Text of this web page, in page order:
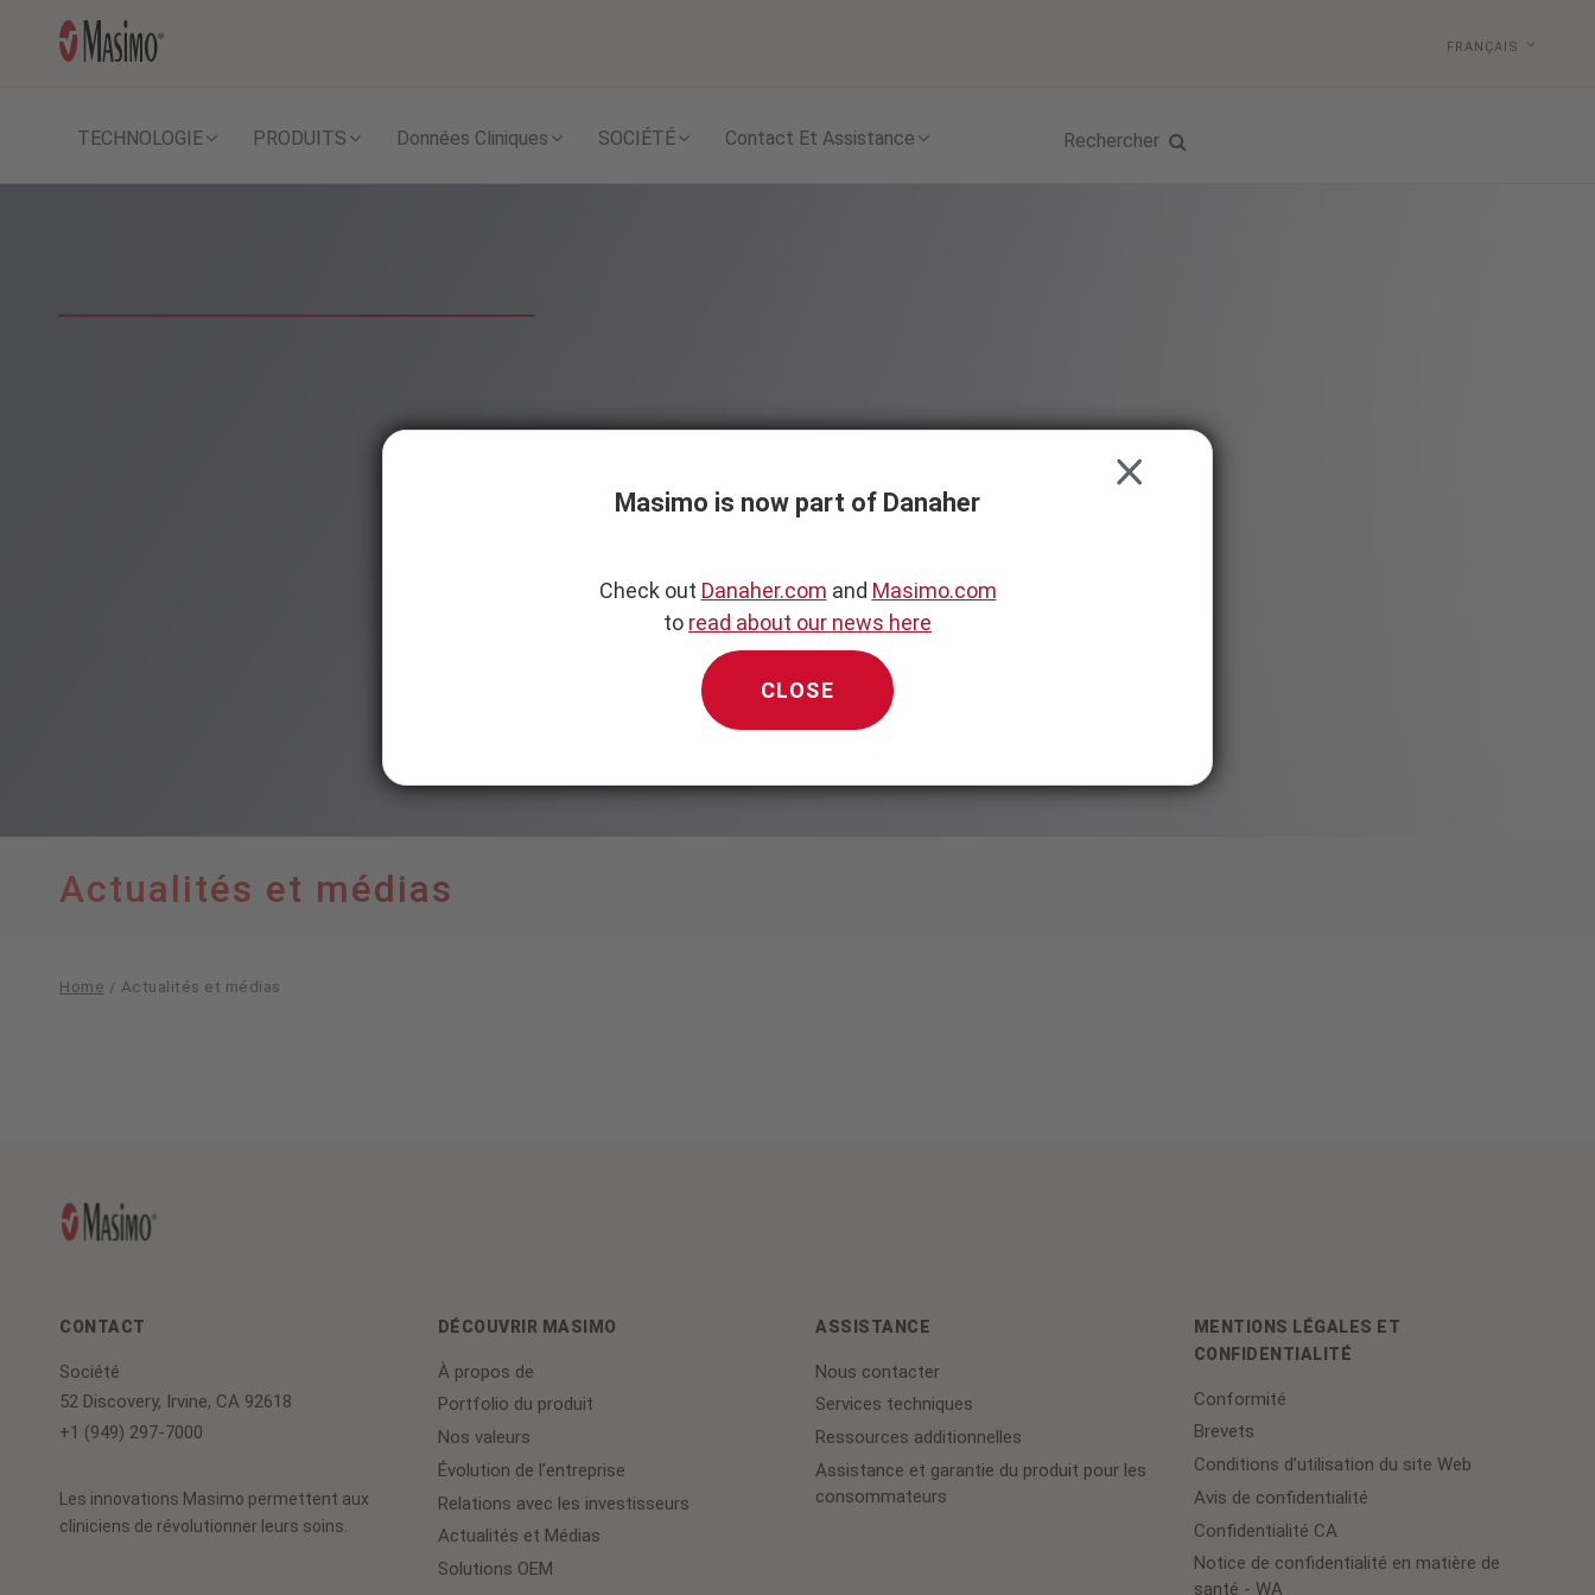
FRANÇAIS
TECHNOLOGIE PRODUITS Données Cliniques SOCIÉTÉ Contact Et Assistance Rechercher
Actualités et médias
Home / Actualités et médias
et
médias
CONTACT
Société
52 Discovery, Irvine, CA 92618
+1 (949) 297-7000
Les innovations Masimo permettent aux
cliniciens de révolutionner leurs soins.
DÉCOUVRIR MASIMO
À propos de
Portfolio du produit
Nos valeurs
Évolution de l’entreprise
Relations avec les investisseurs
Actualités et Médias
Solutions OEM
ASSISTANCE
Nous contacter
Services techniques
Ressources additionnelles
Assistance et garantie du produit pour les
consommateurs
MENTIONS LÉGALES ET
CONFIDENTIALITÉ
Conformité
Brevets
Conditions d’utilisation du site Web
Avis de confidentialité
Confidentialité CA
Notice de confidentialité en matière de
santé - WA
Masimo is now part of Danaher
CLOSE
Check out Danaher.com and Masimo.com
to read about our news here
CLOSE